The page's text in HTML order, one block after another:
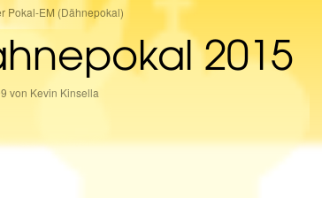
Pokal-EM (Dähnepokal)
2015
von Kevin Kinsella